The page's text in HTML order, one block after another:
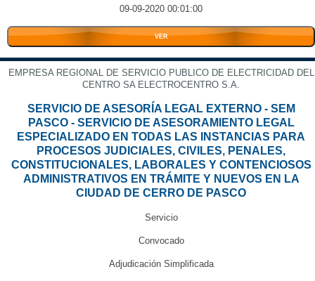
09-09-2020 00:01:00
VER
EMPRESA REGIONAL DE SERVICIO PUBLICO DE ELECTRICIDAD DEL
CENTRO SA ELECTROCENTRO S.A.
SERVICIO DE ASESORÍA LEGAL EXTERNO - SEM
PASCO - SERVICIO DE ASESORAMIENTO LEGAL
ESPECIALIZADO EN TODAS LAS INSTANCIAS PARA
PROCESOS JUDICIALES, CIVILES, PENALES,
CONSTITUCIONALES, LABORALES Y CONTENCIOSOS
ADMINISTRATIVOS EN TRÁMITE Y NUEVOS EN LA
CIUDAD DE CERRO DE PASCO
Servicio
Convocado
Adjudicación Simplificada